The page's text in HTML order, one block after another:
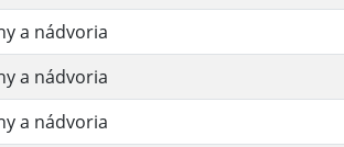
a nádvoria
a nádvoria
a nádvoria